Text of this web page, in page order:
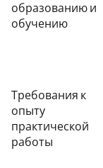
образованию и
обучению
Требования к
опыту
практической
работы